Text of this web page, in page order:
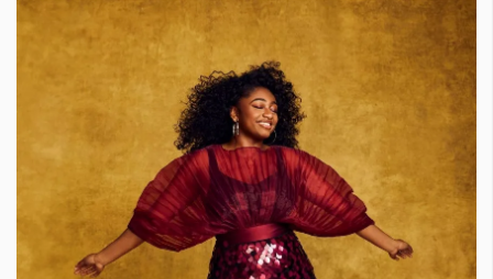
Мода
Dialogue
Красота
За нас
Политика за
поверителност
ModerenDom
СЛЕДВАЙТЕ НИ
Facebook Instagram Twitter
Pinterest